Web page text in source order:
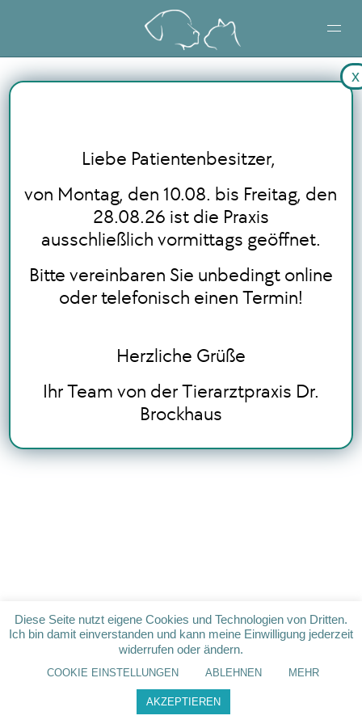
BLOG
ONLINE TERMINBUCHUNG
Diese Seite nutzt eigene Cookies und Technologien von Dritten.
Ich bin damit einverstanden und kann meine Einwilligung jederzeit
widerrufen oder ändern.
COOKIE EINSTELLUNGEN ABLEHNEN MEHR
AKZEPTIEREN
Liebe Patientenbesitzer,
von Montag, den 10.08. bis Freitag, den
28.08.26 ist die Praxis
ausschließlich vormittags geöffnet.
Bitte vereinbaren Sie unbedingt online
oder telefonisch einen Termin!
Herzliche Grüße
Ihr Team von der Tierarztpraxis Dr.
Brockhaus
x